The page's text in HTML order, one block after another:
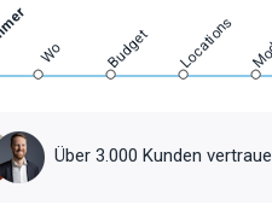
Wo Budget Locations
Über 3.000 Kunden